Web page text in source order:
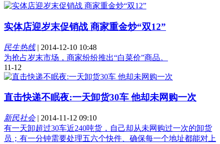
实体店迎岁末促销战 商家重金炒“双12”
民生热线| 2014-12-10 10:48
为抢占岁末市场，商家纷纷推出“白菜价”商品。
11-12
直击快递不眠夜:一天卸货30车 他却未网购一次
新民社会| 2014-11-12 09:10
有一天卸超过30车近240吨货，自己却从未网购过一次的卸货
员；有一分钟需要处理五六个快件、确保每一个地址都能对上